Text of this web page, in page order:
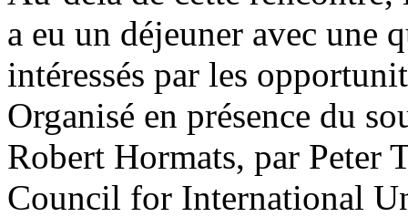
a eu un déjeuner avec une
intéressés par les
Organisé en présence du
Robert Hormats, par Peter
Council for International